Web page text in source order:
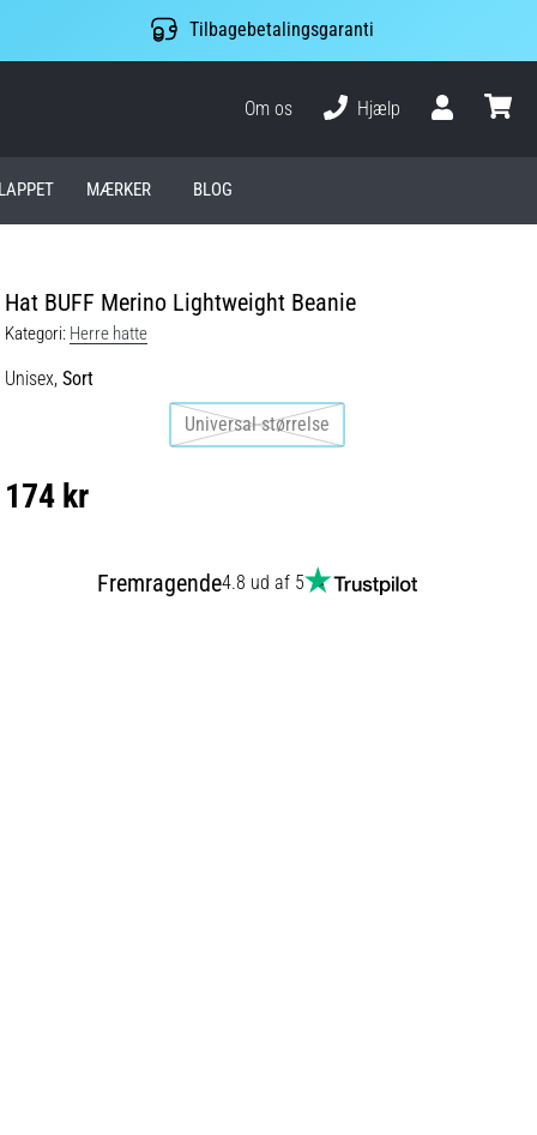
Tilbagebetalingsgaranti
Om os
Hjælp
MÆRKER BLOG
Hat BUFF Merino Lightweight Beanie
Kategori: Herre hatte
Unisex, Sort
Universal størrelse
174 kr
Fremragende4.8 ud af 5